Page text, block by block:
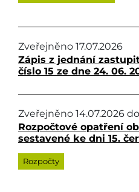
Zveřejněno 17.07.2026
Zápis z jednání
číslo 15 ze dne 24. 06.
Zveřejněno 14.07.2026 do
Rozpočtové opatření
sestavené ke dni 15.
Rozpočty